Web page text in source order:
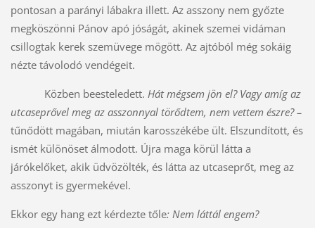
pontosan a parányi lábakra illett. Az asszony nem győzte
megköszönni Pánov apó jóságát, akinek szemei vidáman
csillogtak kerek szemüvege mögött. Az ajtóból még sokáig
nézte távolodó vendégeit.
Közben beesteledett. Hát mégsem jön el? Vagy amíg az
utcaseprővel meg az asszonnyal törődtem, nem vettem észre? –
tűnődött magában, miután karosszékébe ült. Elszundított, és
ismét különöset álmodott. Újra maga körül látta a
járókelőket, akik üdvözölték, és látta az utcaseprőt, meg az
asszonyt is gyermekével.
Ekkor egy hang ezt kérdezte tőle: Nem láttál engem?